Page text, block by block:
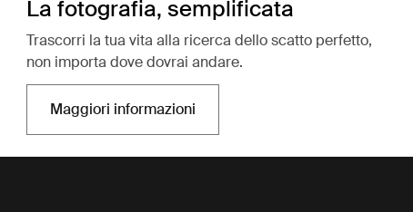
La fotografia, semplificata
Trascorri la tua vita alla ricerca dello scatto perfetto,
non importa dove dovrai andare.
Maggiori informazioniSi apre in una nuova scheda